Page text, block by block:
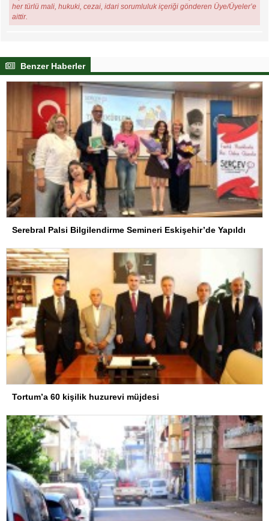
her türlü mali, hukuki, cezai, idari sorumluluk içeriği gönderen Üye/Üyeler’e
aittir.
Benzer Haberler
Serebral Palsi Bilgilendirme Semineri Eskişehir’de Yapıldı
Tortum’a 60 kişilik huzurevi müjdesi